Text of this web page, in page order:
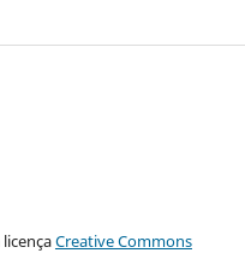
Creative Commons